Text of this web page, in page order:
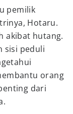
pemilik
Hotaru.
akibat hutang.
sisi peduli
orang
dari